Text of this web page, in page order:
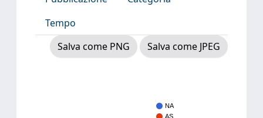
Tempo
Salva come PNG
Salva come JPEG
NA
AS